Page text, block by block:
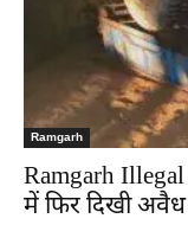
Ramgarh
Ramgarh
में फिर दिखी